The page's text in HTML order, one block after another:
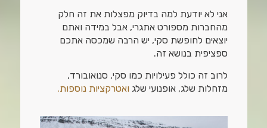
אני לא יודעת למה בדיוק מפצלות את זה חלק
מהחברות מספורט אתגרי, אבל במידה ואתם
יוצאים לחופשת סקי, יש הרבה שמכסה אתכם
ספציפית בנושא זה.
לרוב זה כולל פעילויות כמו סקי, סנואובורד,
מזחלות שלג, אופנועי שלג ואטרקציות נוספות.